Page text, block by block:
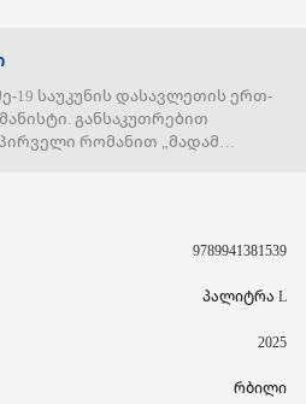
19 საუკუნის დასავლეთის ერთ-
განსაკუთრებით
რომანით „მადამ
„ზუსტი სიტყვისთვის“ (ფრანგ. le
რეგიონში.9789941381539
პალიტრა L
2025
რბილი